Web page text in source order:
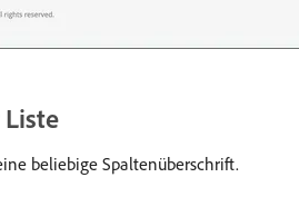
beliebige Spaltenüberschrift.